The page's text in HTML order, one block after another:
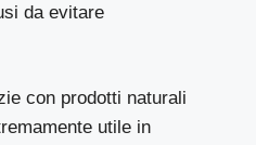
da evitare
con prodotti naturali
utile in